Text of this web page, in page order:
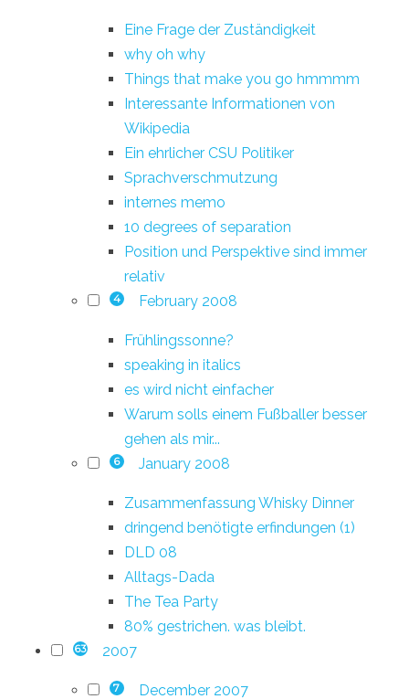
Eine Frage der Zuständigkeit
why oh why
Things that make you go hmmmm
Interessante Informationen von
Wikipedia
Ein ehrlicher CSU Politiker
Sprachverschmutzung
internes memo
10 degrees of separation
Position und Perspektive sind immer
relativ
4 February 2008
Frühlingssonne?
speaking in italics
es wird nicht einfacher
Warum solls einem Fußballer besser
gehen als mir...
6 January 2008
Zusammenfassung Whisky Dinner
dringend benötigte erfindungen (1)
DLD 08
Alltags-Dada
The Tea Party
80% gestrichen. was bleibt.
63 2007
7 December 2007